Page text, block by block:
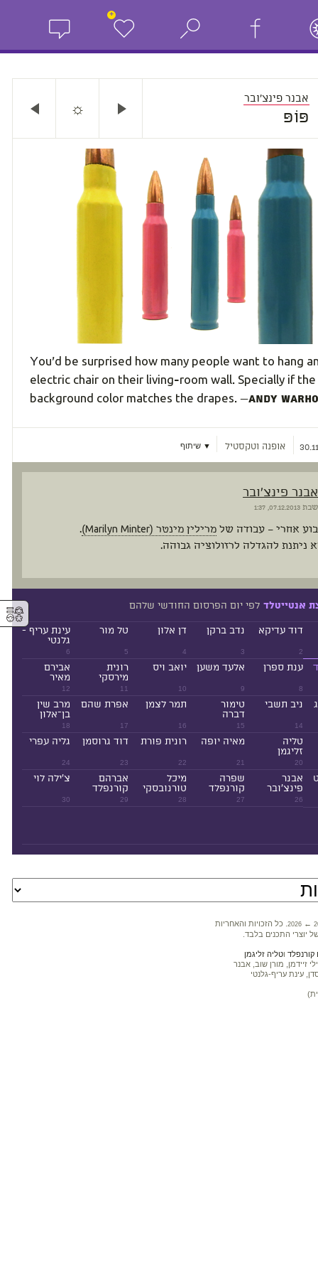
+
אבנר פינצ'ובר
פּוֹפּ ☼
You'd be surprised how many people want to hang
electric chair on their living-room wall. Specially if the
background color matches the drapes. —Andy
אופנה וטקסטיל ▼ שיתוף
אבנר פינצ'ובר
שבת
אחרי – עבודה של מרילין מינטר (Marilyn Minter)
.
ניתנת להגדלה לרזולוציה גבוהה.
אנטייטלד לפי יום הפרסום החודשי שלהם
2
דוד עדיקא
3
נדב ברקן
4
דן אלון
5
טל מור
6
עינת עריף -
גלנטי
8
ענת ספרן
9
אלעד משען
10
יואב ויס
11
רונית
מירסקי
12
אבירם
מאיר
14
ניב תשבי
15
טימור
דברה
16
תמר לצמן
17
אפרת שהם
18
מרב שין
בן־אלון
20
טליה
זליגמן
21
מאיה יופה
22
רונית פורת
23
דוד גרוסמן
24
גליה עפרי
26
אבנר
פינצ'ובר
27
שפרה
קורנפלד
28
מיכל
טורנובסקי
29
אברהם
קורנפלד
30
צ'ילה לוי
2026 ←
. כל הזכויות והאחריות
יוצרי התכנים בלבד.
וטליה זליגמן
זיידמן, מורן שוב, אבנר
עינת עריף-גלנטי
⚥︎